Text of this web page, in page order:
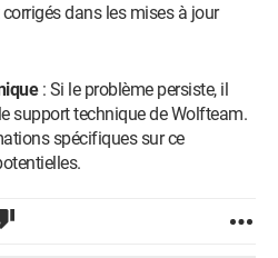
dans les mises à jour
: Si le problème persiste, il
support technique de Wolfteam.
spécifiques sur ce